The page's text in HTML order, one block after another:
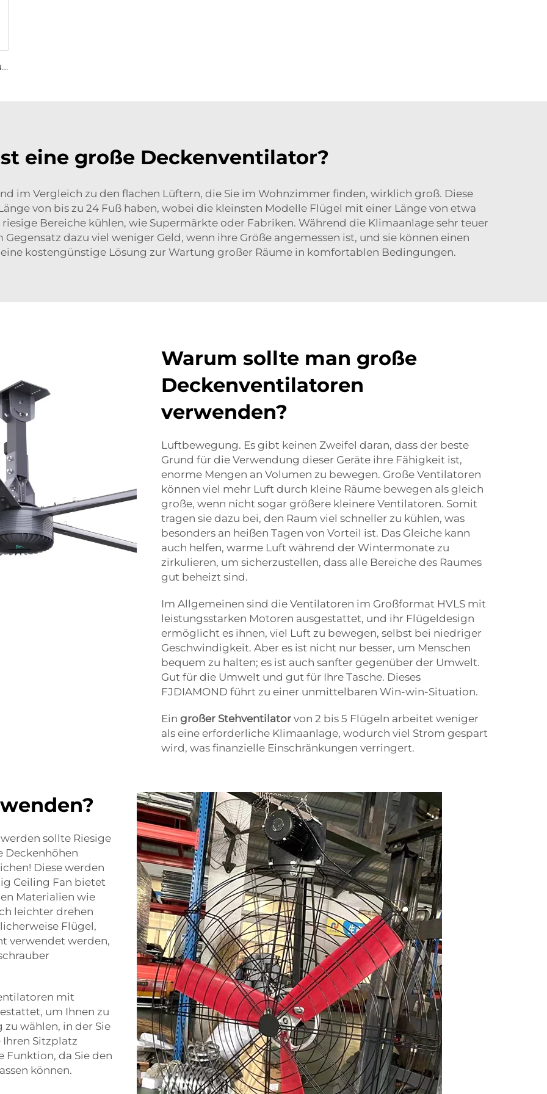
Kirchenlüfter 24ft HVLS 7,3m großer Belüftungs-Aluminium-Deckenlüfter
eine große Deckenventilator?
im Vergleich zu den flachen Lüftern, die Sie im Wohnzimmer finden, wirklich groß. Diese
von bis zu 24 Fuß haben, wobei die kleinsten Modelle Flügel mit einer Länge von etwa
Bereiche kühlen, wie Supermärkte oder Fabriken. Während die Klimaanlage sehr teuer
dazu viel weniger Geld, wenn ihre Größe angemessen ist, und sie können einen
kostengünstige Lösung zur Wartung großer Räume in komfortablen Bedingungen.
Warum sollte man große
Deckenventilatoren
verwenden?
Luftbewegung. Es gibt keinen Zweifel daran, dass der beste
Grund für die Verwendung dieser Geräte ihre Fähigkeit ist,
enorme Mengen an Volumen zu bewegen. Große Ventilatoren
können viel mehr Luft durch kleine Räume bewegen als gleich
große, wenn nicht sogar größere kleinere Ventilatoren. Somit
tragen sie dazu bei, den Raum viel schneller zu kühlen, was
besonders an heißen Tagen von Vorteil ist. Das Gleiche kann
auch helfen, warme Luft während der Wintermonate zu
zirkulieren, um sicherzustellen, dass alle Bereiche des Raumes
gut beheizt sind.
Im Allgemeinen sind die Ventilatoren im Großformat HVLS mit
leistungsstarken Motoren ausgestattet, und ihr Flügeldesign
ermöglicht es ihnen, viel Luft zu bewegen, selbst bei niedriger
Geschwindigkeit. Aber es ist nicht nur besser, um Menschen
bequem zu halten; es ist auch sanfter gegenüber der Umwelt.
Gut für die Umwelt und gut für Ihre Tasche. Dieses
FJDIAMOND führt zu einer unmittelbaren Win-win-Situation.
Ein großer Stehventilator von 2 bis 5 Flügeln arbeitet weniger
als eine erforderliche Klimaanlage, wodurch viel Strom gespart
wird, was finanzielle Einschränkungen verringert.
sollte Riesige
Deckenhöhen
Diese werden
Ceiling Fan bietet
Materialien wie
leichter drehen
Flügel,
verwendet werden,
mit
um Ihnen zu
wählen, in der Sie
Sitzplatz
Funktion, da Sie den
können.